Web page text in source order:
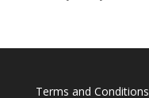
Terms and Conditions